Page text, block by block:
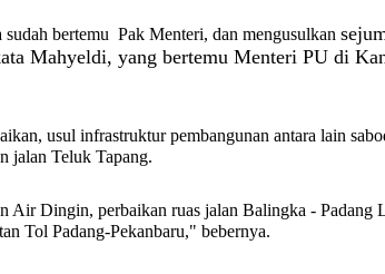
bertemu Pak Menteri, dan mengusulkan
Mahyeldi, yang bertemu Menteri PU di
usul infrastruktur pembangunan antara lain
jalan Teluk Tapang.
Air Dingin, perbaikan ruas jalan Balingka - Padang
Tol Padang-Pekanbaru," bebernya.